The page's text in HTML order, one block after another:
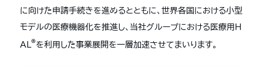
に向けた申請手続きを進めるとともに、世界各国における小型
モデルの医療機器化を推進し、当社グループにおける医療用Ｈ
ＡＬ®を利用した事業展開を一層加速させてまいります。